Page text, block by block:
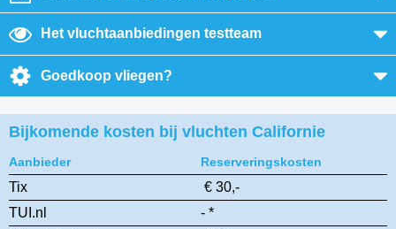
Het vluchtaanbiedingen testteam
Goedkoop vliegen?
Bijkomende kosten bij vluchten Californie
Aanbieder Reserveringskosten
Tix
€ 30,-
TUI.nl
- *